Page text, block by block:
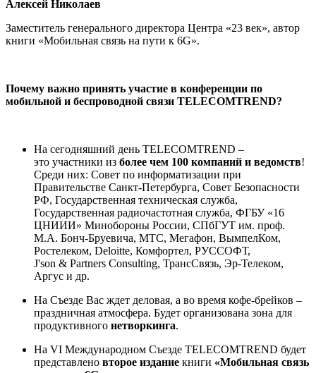
Алексей Николаев
Заместитель генерального директора Центра «23 век», автор
книги «Мобильная связь на пути к 6G».
Почему важно принять участие в конференции по
мобильной и беспроводной связи TELECOMTREND?
На сегодняшний день TELECOMTREND –
это участники из более чем 100 компаний и ведомств!
Среди них: Совет по информатизации при
Правительстве Санкт-Петербурга, Совет Безопасности
РФ, Государственная техническая служба,
Государственная радиочастотная служба, ФГБУ «16
ЦНИИИ» Минобороны России, СПбГУТ им. проф.
М.А. Бонч-Бруевича, МТС, Мегафон, ВымпелКом,
Ростелеком, Deloitte, Комфортел, РУССОФТ,
J'son & Partners Consulting, ТрансСвязь, Эр-Телеком,
Аргус и др.
На Съезде Вас ждет деловая, а во время кофе-брейков –
праздничная атмосфера. Будет организована зона для
продуктивного нетворкинга.
На VI Международном Съезде TELECOMTREND будет
представлено второе издание книги «Мобильная связь